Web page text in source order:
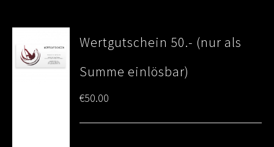
Wertgutschein 50.- (nur als
Summe einlösbar)
€50.00